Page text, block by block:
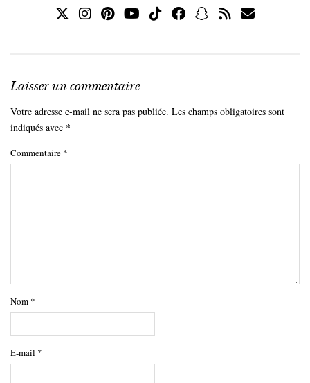
Laisser un commentaire
Votre adresse e-mail ne sera pas publiée. Les champs obligatoires sont
indiqués avec *
Commentaire *
Nom *
E-mail *